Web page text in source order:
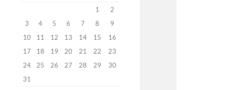
1
2
3
4 5 6 7 8
9
10
11 12 13 14 15
16
17
18 19 20 21 22
23
24
25 26 27 28 29
30
31